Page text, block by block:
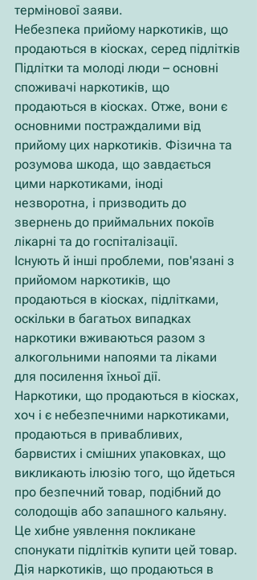
термінової заяви.
Небезпека прийому наркотиків, що
продаються в кіосках, серед підлітків
Підлітки та молоді люди – основні
споживачі наркотиків, що
продаються в кіосках. Отже, вони є
основними постраждалими від
прийому цих наркотиків. Фізична та
розумова шкода, що завдається
цими наркотиками, іноді
незворотна, і призводить до
звернень до приймальних покоїв
лікарні та до госпіталізації.
Існують й інші проблеми, пов'язані з
прийомом наркотиків, що
продаються в кіосках, підлітками,
оскільки в багатьох випадках
наркотики вживаються разом з
алкогольними напоями та ліками
для посилення їхньої дії.
Наркотики, що продаються в кіосках,
хоч і є небезпечними наркотиками,
продаються в привабливих,
барвистих і смішних упаковках, що
викликають ілюзію того, що йдеться
про безпечний товар, подібний до
солодощів або запашного кальяну.
Це хибне уявлення покликане
спонукати підлітків купити цей товар.
Дія наркотиків, що продаються в